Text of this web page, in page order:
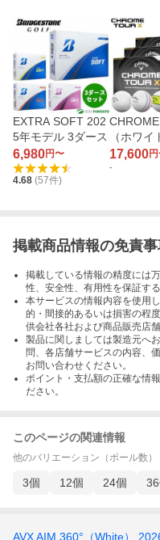
EXTRA SOFT 202
5年モデル 3ダース
6,980円〜
4.68 (57件)
（ホワイ
年モデル
17,600
-
掲載商品情報の免責
掲載している情報の精度には
性、安全性、有用性を保証す
本サービスの情報内容を使用
的・間接的あるいは損害の程
供会社各社および商品販売店
製品に関しましては製造元へ
問、各店舗サービスの内容、
お問い合わせください。
ポイント・支払額の正確な情
ださい。
このページの関連情報
他のバリエーション（ボール数）
3個 12個 24個
AVX AIM 360°（White）